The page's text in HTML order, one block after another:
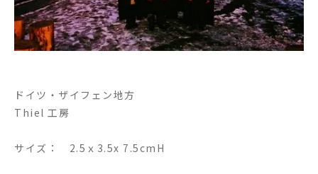
ドイツ・ザイフェン地方
Thiel 工房
サイズ： 2.5ｘ3.5x 7.5cmH